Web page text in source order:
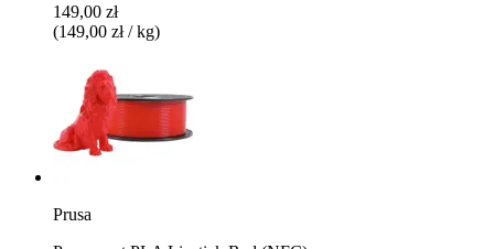
149,00 zł
(149,00 zł / kg)
Prusa